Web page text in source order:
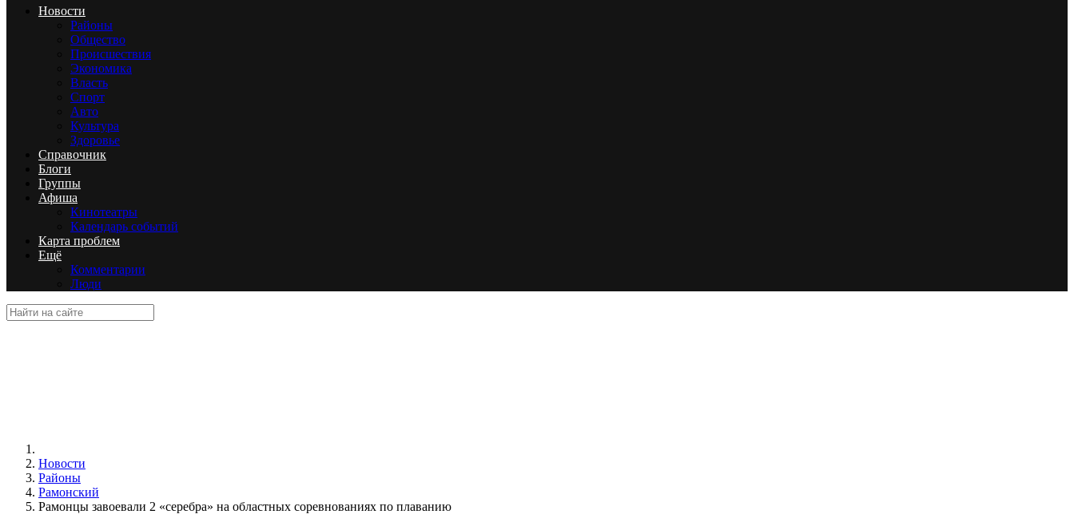
Новости
Районы
Общество
Происшествия
Экономика
Власть
Спорт
Авто
Культура
Здоровье
Справочник
Блоги
Группы
Афиша
Кинотеатры
Календарь событий
Карта проблем
Ещё
Комментарии
Люди
Новости
Районы
Рамонский
Рамонцы завоевали 2 «серебра» на областных соревнованиях по плаванию